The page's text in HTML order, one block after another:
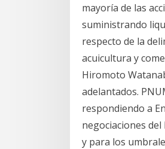
mayoría de las
suministrando
respecto de la
acuicultura y
Hiromoto
adelantados.
respondiendo a
negociaciones del
y para los